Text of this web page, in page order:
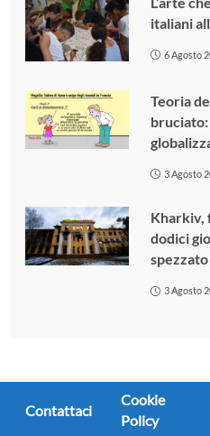
italiani
6 Agosto
Teoria
bruciato:
3 Agosto
Kharkiv,
dodici
3 Agosto
Contattaci
Cookie
Policy